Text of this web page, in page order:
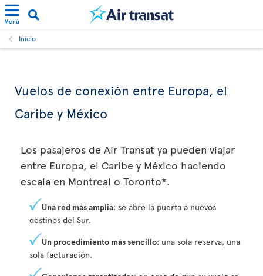
Menú
Inicio
Vuelos de conexión entre Europa, el
Caribe y México
Los pasajeros de Air Transat ya pueden viajar
entre Europa, el Caribe y México haciendo
escala en Montreal o Toronto*.
Una red más amplia: se abre la puerta a nuevos
destinos del Sur.
Un procedimiento más sencillo: una sola reserva, una
sola facturación.